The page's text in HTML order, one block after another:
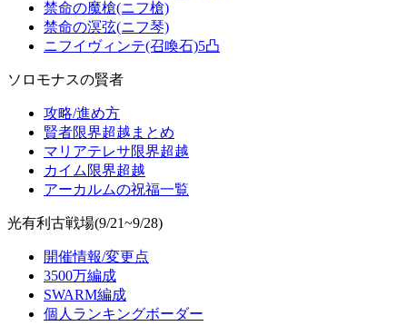
禁命の魔槍(ニフ槍)
禁命の溟弦(ニフ琴)
ニフイヴィンテ(召喚石)5凸
ソロモナスの賢者
攻略/進め方
賢者限界超越まとめ
マリアテレサ限界超越
カイム限界超越
アーカルムの祝福一覧
光有利古戦場(9/21~9/28)
開催情報/変更点
3500万編成
SWARM編成
個人ランキングボーダー